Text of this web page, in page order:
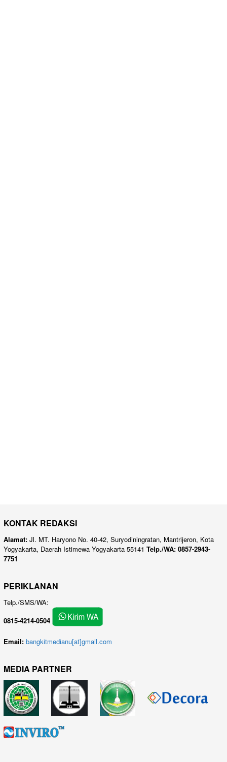
KONTAK REDAKSI
Alamat: Jl. MT. Haryono No. 40-42, Suryodiningratan, Mantrijeron, Kota
Yogyakarta, Daerah Istimewa Yogyakarta 55141 Telp./WA: 0857-2943-
7751
PERIKLANAN
Telp./SMS/WA:
0815-4214-0504
Email: bangkitmedianu[at]gmail.com
MEDIA PARTNER